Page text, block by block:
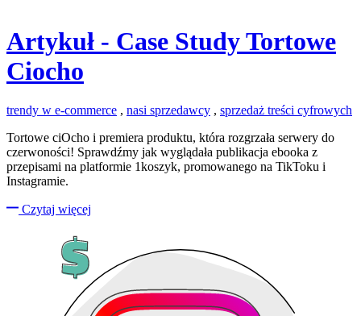
Artykuł - Case Study Tortowe
Ciocho
trendy w e-commerce , nasi sprzedawcy , sprzedaż treści cyfrowych
Tortowe ciOcho i premiera produktu, która rozgrzała serwery do
czerwoności! Sprawdźmy jak wyglądała publikacja ebooka z
przepisami na platformie 1koszyk, promowanego na TikToku i
Instagramie.
Czytaj więcej